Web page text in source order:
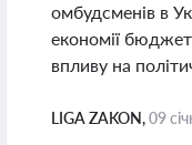
омбудсменів в
економії
впливу на
LIGA ZAKON,09